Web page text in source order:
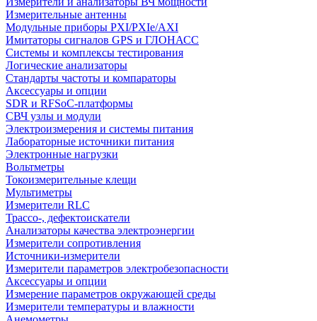
Измерительные антенны
Модульные приборы PXI/PXIe/AXI
Имитаторы сигналов GPS и ГЛОНАСС
Системы и комплексы тестирования
Логические анализаторы
Стандарты частоты и компараторы
Аксессуары и опции
SDR и RFSoC‑платформы
СВЧ узлы и модули
Электроизмерения и системы питания
Лабораторные источники питания
Электронные нагрузки
Вольтметры
Токоизмерительные клещи
Мультиметры
Измерители RLC
Трассо-, дефектоискатели
Анализаторы качества электроэнергии
Измерители сопротивления
Источники-измерители
Измерители параметров электробезопасности
Аксессуары и опции
Измерение параметров окружающей среды
Измерители температуры и влажности